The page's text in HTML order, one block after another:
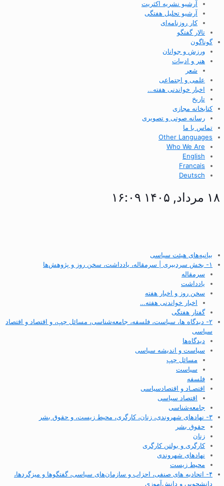
آرشیو نشریه اکثریت
آرشیو تحلیل هفتگی
کار روزنامه‌ای
تالار گفتگو
گوناگون
ورزش و جوانان
هنر و ادبیات
شعر
علمی و اجتماعی
اخبار خواندنی هفته…
تاریخ
کتابخانه مجازی
رسانه صوتی و تصویری
تماس با ما
Other Languages
Who We Are
English
Francais
Deutsch
۱۸ مرداد, ۱۴۰۵ ۱۶:۰۹
بیانیه‌های هیئت سیاسی
۱- بخش سردبیری | سرمقاله، یادداشت، سخن روز و پژوهش‌ها
سرمقاله
یادداشت
سخن روز و اخبار هفته
اخبار خواندنی هفته…
گفتار هفتگی
۲- دیدگاه ها، سیاست، فلسفه، جامعه‌شناسی، مسائل چپ، و اقتصاد و اقتصاد
سیاسی
دیدگاه‌ها
سیاست و اندیشه سیاسی
مسائل چپ
سیاست
فلسفه
اقتصـاد و اقتصاد‌سیاسی
اقتصاد سیاسی
جامعه‌شناسی
۳- نهادهای شهروندی، زنان، کارگری، محیط زیست، و حقوق بشر
حقوق بشر
زنان
کارگری و بولتن کارگری
نهادهای شهروندی
محیط زیست
۴- اتحادیه های صنفی، احزاب و سازمان‌های سیاسی، گفتگوها و میزگردها،
دانشجویی و دانش‌آموزی